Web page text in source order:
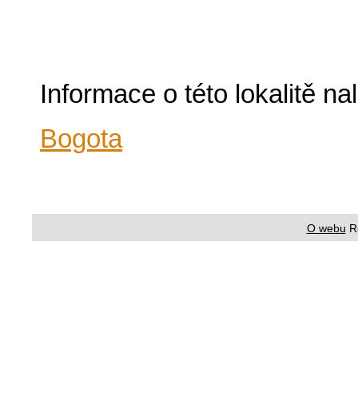
Informace o této lokalitě
Bogota
O webu